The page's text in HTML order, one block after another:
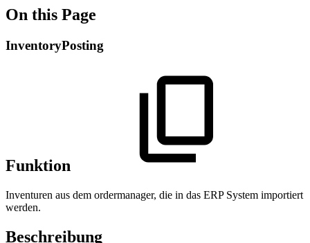
On this Page
InventoryPosting
Funktion
Inventuren aus dem ordermanager, die in das ERP System importiert
werden.
Beschreibung